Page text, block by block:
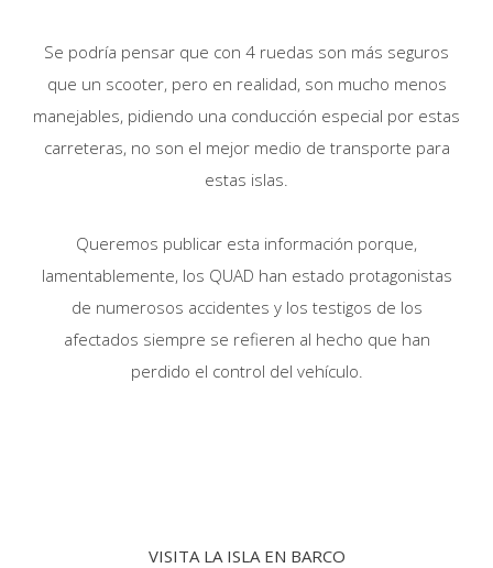
Se podría pensar que con 4 ruedas son más seguros
que un scooter, pero en realidad, son mucho menos
manejables, pidiendo una conducción especial por estas
carreteras, no son el mejor medio de transporte para
estas islas.
Queremos publicar esta información porque,
lamentablemente, los QUAD han estado protagonistas
de numerosos accidentes y los testigos de los
afectados siempre se refieren al hecho que han
perdido el control del vehículo.
VISITA LA ISLA EN BARCO